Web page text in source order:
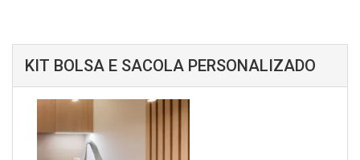
KIT BOLSA E SACOLA PERSONALIZADO